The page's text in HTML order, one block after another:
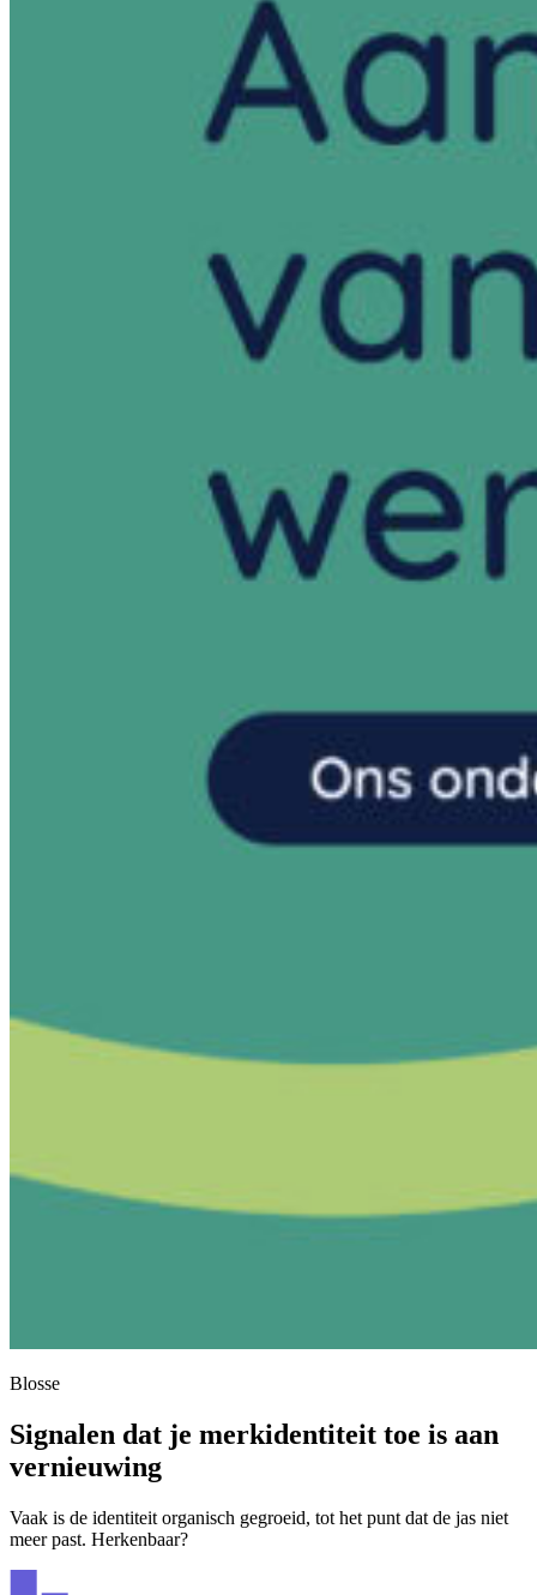
Blosse
Signalen dat je merkidentiteit toe is aan
vernieuwing
Vaak is de identiteit organisch gegroeid, tot het punt dat de jas niet
meer past. Herkenbaar?